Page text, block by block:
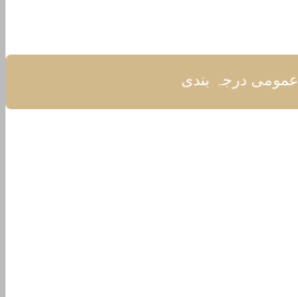
عمومی درجہ بندی